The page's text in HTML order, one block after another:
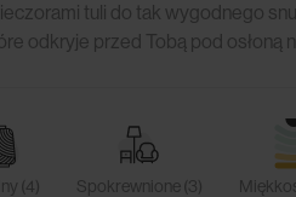
tuli do tak wygodnego
odkryje przed Tobą pod osłoną
(4) Spokrewnione (3)